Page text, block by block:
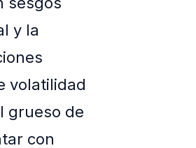
y la
volatilidad
grueso de
con